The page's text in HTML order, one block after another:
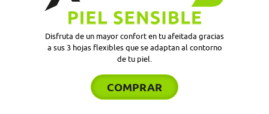
Disfruta de un mayor confort en tu afeitada gracias
a sus 3 hojas flexibles que se adaptan al contorno
de tu piel.
COMPRAR